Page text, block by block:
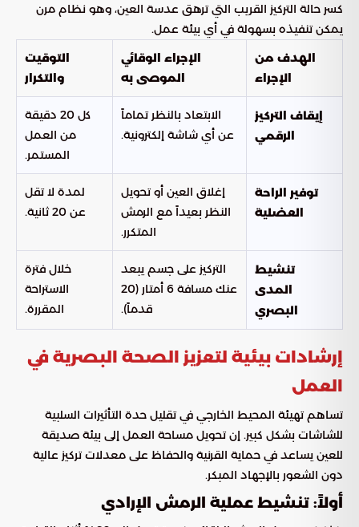
كسر حالة التركيز القريب التي ترهق عدسة العين، وهو نظام مرن
يمكن تنفيذه بسهولة في أي بيئة عمل.
الهدف من
الإجراء
الإجراء الوقائي
الموصى به
التوقيت
والتكرار
إيقاف التركيز
الرقمي
الابتعاد بالنظر تماماً
عن أي شاشة إلكترونية.
كل 20 دقيقة
من العمل
المستمر.
توفير الراحة
العضلية
إغلاق العين أو تحويل
النظر بعيداً مع الرمش
المتكرر.
لمدة لا تقل
عن 20 ثانية.
تنشيط
المدى
البصري
التركيز على جسم يبعد
عنك مسافة 6 أمتار (20
قدماً).
خلال فترة
الاستراحة
المقررة.
إرشادات بيئية لتعزيز الصحة البصرية في
العمل
تساهم تهيئة المحيط الخارجي في تقليل حدة التأثيرات السلبية
للشاشات بشكل كبير. إن تحويل مساحة العمل إلى بيئة صديقة
للعين يساعد في حماية القرنية والحفاظ على معدلات تركيز عالية
دون الشعور بالإجهاد المبكر.
أولاً: تنشيط عملية الرمش الإرادي